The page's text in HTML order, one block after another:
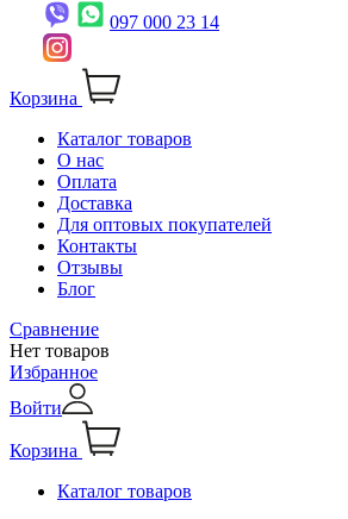
097 000 23 14
Корзина
Каталог товаров
О нас
Оплата
Доставка
Для оптовых покупателей
Контакты
Отзывы
Блог
Сравнение
Нет товаров
Избранное
Войти
Корзина
Каталог товаров